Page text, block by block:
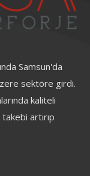
Samsun'da
sektöre girdi.
kaliteli
artırıp